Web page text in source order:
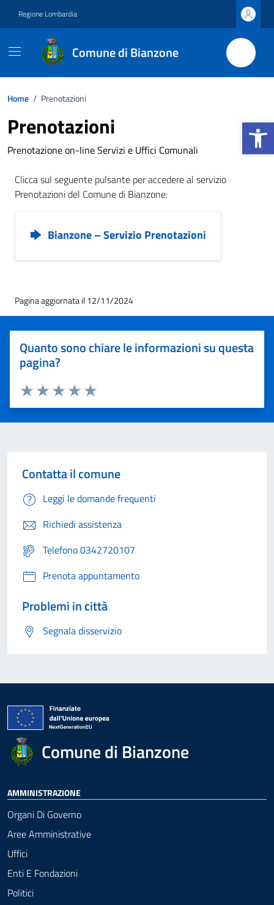
Apri la
Regione Lombardia
Comune di Bianzone
Home / Prenotazioni
Prenotazioni
Prenotazione on-line Servizi e Uffici Comunali
Clicca sul seguente pulsante per accedere al servizio
Prenotazioni del Comune di Bianzone:
Bianzone – Servizio Prenotazioni
Pagina aggiornata il 12/11/2024
Quanto sono chiare le informazioni su questa
pagina?
Valuta 5 stelle su 5
Valuta 4 stelle su 5
Valuta 3 stelle su 5
Valuta 2 stelle su 5
Valuta 1 stelle su 5
Contatta il comune
Leggi le domande frequenti
Richiedi assistenza
Telefono 0342720107
Prenota appuntamento
Problemi in città
Segnala disservizio
Comune di Bianzone
AMMINISTRAZIONE
Organi Di Governo
Aree Amministrative
Uffici
Enti E Fondazioni
Politici